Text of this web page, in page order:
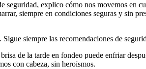
explico cómo nos movemos en
siempre en condiciones seguras y sin
siempre las recomendaciones de
de la tarde en fondeo puede enfriar
con cabeza, sin heroísmos.